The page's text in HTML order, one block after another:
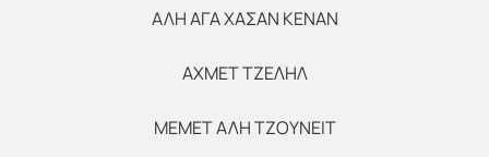
ΑΛΗ ΑΓΑ ΧΑΣΑΝ ΚΕΝΑΝ
ΑΧΜΕΤ ΤΖΕΛΗΛ
ΜΕΜΕΤ ΑΛΗ ΤΖΟΥΝΕΙΤ